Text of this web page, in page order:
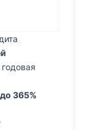
365%